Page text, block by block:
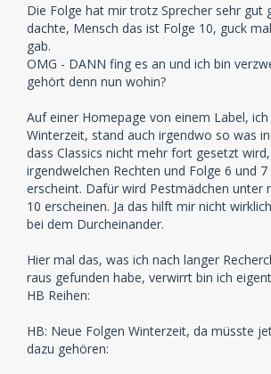
Die Folge hat mir trotz Sprecher sehr gut
dachte, Mensch das ist Folge 10, guck
gab.
OMG - DANN fing es an und ich bin
gehört denn nun wohin?
Auf einer Homepage von einem Label,
Winterzeit, stand auch irgendwo so was
dass Classics nicht mehr fort gesetzt
irgendwelchen Rechten und Folge 6 und
erscheint. Dafür wird Pestmädchen unter
10 erscheinen. Ja das hilft mir nicht
bei dem Durcheinander.
Hier mal das, was ich nach langer
raus gefunden habe, verwirrt bin ich
HB Reihen:
HB: Neue Folgen Winterzeit, da müsste
dazu gehören: